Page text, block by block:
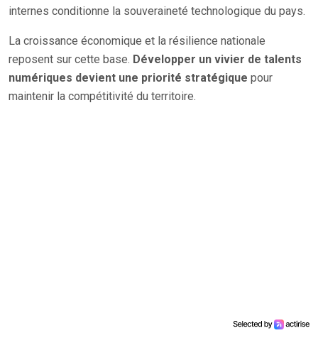
internes conditionne la souveraineté technologique du pays.
La croissance économique et la résilience nationale
reposent sur cette base. Développer un vivier de talents
numériques devient une priorité stratégique pour
maintenir la compétitivité du territoire.